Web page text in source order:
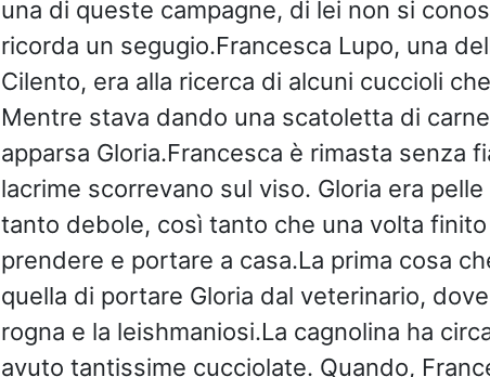
una di queste campagne, di lei non si
ricorda un segugio.Francesca Lupo, una
Cilento, era alla ricerca di alcuni cuccioli
Mentre stava dando una scatoletta di
apparsa Gloria.Francesca è rimasta senza
lacrime scorrevano sul viso. Gloria era
tanto debole, così tanto che una volta
prendere e portare a casa.La prima cosa
quella di portare Gloria dal veterinario,
rogna e la leishmaniosi.La cagnolina ha
avuto tantissime cucciolate. Quando,